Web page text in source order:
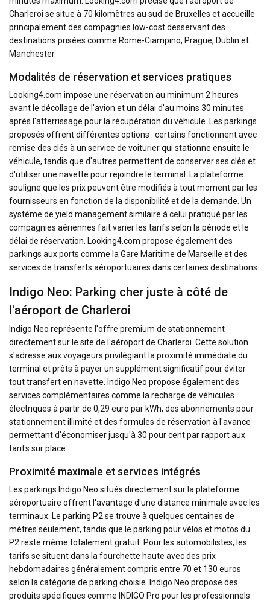
Charleroi se situe à 70 kilomètres au sud de Bruxelles et accueille
principalement des compagnies low-cost desservant des
destinations prisées comme Rome-Ciampino, Prague, Dublin et
Manchester.
Modalités de réservation et services pratiques
Looking4.com impose une réservation au minimum 2 heures
avant le décollage de l'avion et un délai d'au moins 30 minutes
après l'atterrissage pour la récupération du véhicule. Les parkings
proposés offrent différentes options : certains fonctionnent avec
remise des clés à un service de voiturier qui stationne ensuite le
véhicule, tandis que d'autres permettent de conserver ses clés et
d'utiliser une navette pour rejoindre le terminal. La plateforme
souligne que les prix peuvent être modifiés à tout moment par les
fournisseurs en fonction de la disponibilité et de la demande. Un
système de yield management similaire à celui pratiqué par les
compagnies aériennes fait varier les tarifs selon la période et le
délai de réservation. Looking4.com propose également des
parkings aux ports comme la Gare Maritime de Marseille et des
services de transferts aéroportuaires dans certaines destinations.
Indigo Neo: Parking cher juste à côté de
l'aéroport de Charleroi
Indigo Neo représente l'offre premium de stationnement
directement sur le site de l'aéroport de Charleroi. Cette solution
s'adresse aux voyageurs privilégiant la proximité immédiate du
terminal et prêts à payer un supplément significatif pour éviter
tout transfert en navette. Indigo Neo propose également des
services complémentaires comme la recharge de véhicules
électriques à partir de 0,29 euro par kWh, des abonnements pour
stationnement illimité et des formules de réservation à l'avance
permettant d'économiser jusqu'à 30 pour cent par rapport aux
tarifs sur place.
Proximité maximale et services intégrés
Les parkings Indigo Neo situés directement sur la plateforme
aéroportuaire offrent l'avantage d'une distance minimale avec les
terminaux. Le parking P2 se trouve à quelques centaines de
mètres seulement, tandis que le parking pour vélos et motos du
P2 reste même totalement gratuit. Pour les automobilistes, les
tarifs se situent dans la fourchette haute avec des prix
hebdomadaires généralement compris entre 70 et 130 euros
selon la catégorie de parking choisie. Indigo Neo propose des
produits spécifiques comme INDIGO Pro pour les professionnels